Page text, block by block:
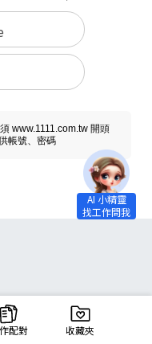
www.1111.com.tw 開頭
帳號、密碼
配對 收藏夾